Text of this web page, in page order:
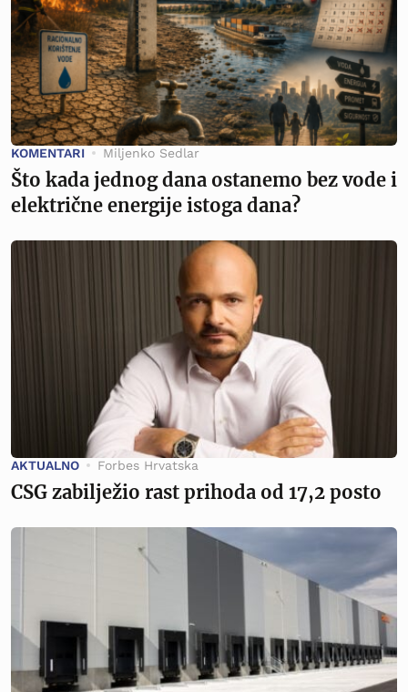
KOMENTARI Miljenko Sedlar
Što kada jednog dana ostanemo bez vode i
električne energije istoga dana?
AKTUALNO Forbes Hrvatska
CSG zabilježio rast prihoda od 17,2 posto